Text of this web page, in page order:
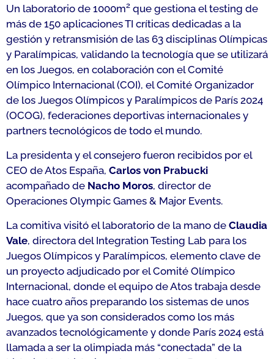
Un laboratorio de 1000m2 que gestiona el testing de
más de 150 aplicaciones TI críticas dedicadas a la
gestión y retransmisión de las 63 disciplinas Olímpicas
y Paralímpicas, validando la tecnología que se utilizará
en los Juegos, en colaboración con el Comité
Olímpico Internacional (COI), el Comité Organizador
de los Juegos Olímpicos y Paralímpicos de París 2024
(OCOG), federaciones deportivas internacionales y
partners tecnológicos de todo el mundo.
La presidenta y el consejero fueron recibidos por el
CEO de Atos España, Carlos von Prabucki
acompañado de Nacho Moros, director de
Operaciones Olympic Games & Major Events.
La comitiva visitó el laboratorio de la mano de Claudia
Vale, directora del Integration Testing Lab para los
Juegos Olímpicos y Paralímpicos, elemento clave de
un proyecto adjudicado por el Comité Olímpico
Internacional, donde el equipo de Atos trabaja desde
hace cuatro años preparando los sistemas de unos
Juegos, que ya son considerados como los más
avanzados tecnológicamente y donde París 2024 está
llamada a ser la olimpiada más “conectada” de la